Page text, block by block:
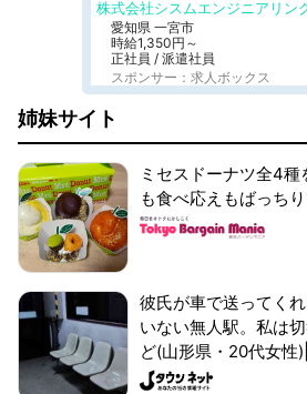
株式会社シスムエンジニアリン
愛知県 一宮市
時給1,350円～
正社員 / 派遣社員
スポンサー：求人ボックス
姉妹サイト
ミセスドーナツ全4種
も食べ応えもばっちり
彼氏が車で送ってく
いない無人駅。私は
ど(山形県・20代女性